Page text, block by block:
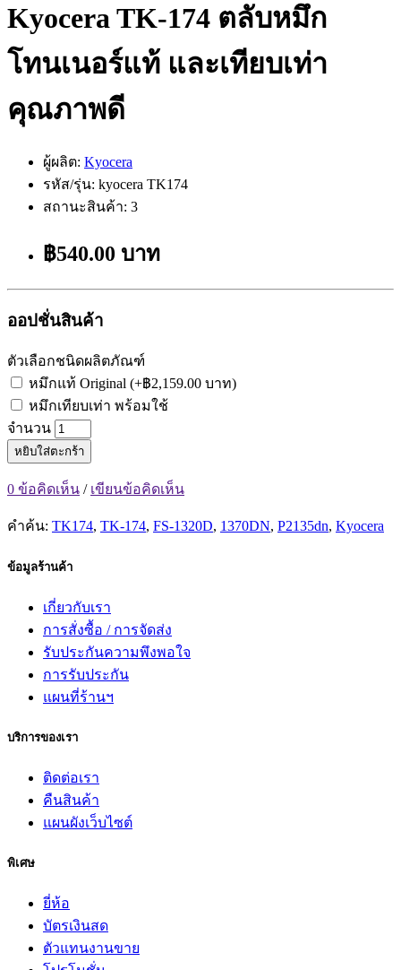
Kyocera TK-174 ตลับหมึก
โทนเนอร์แท้ และเทียบเท่า
คุณภาพดี
ผู้ผลิต: Kyocera
รหัส/รุ่น: kyocera TK174
สถานะสินค้า: 3
฿540.00 บาท
ออปชั่นสินค้า
ตัวเลือกชนิดผลิตภัณฑ์
หมึกแท้ Original (+฿2,159.00 บาท)
หมึกเทียบเท่า พร้อมใช้
จำนวน
หยิบใส่ตะกร้า
0 ข้อคิดเห็น / เขียนข้อคิดเห็น
คำค้น: TK174, TK-174, FS-1320D, 1370DN, P2135dn, Kyocera
ข้อมูลร้านค้า
เกี่ยวกับเรา
การสั่งซื้อ / การจัดส่ง
รับประกันความพึงพอใจ
การรับประกัน
แผนที่ร้านฯ
บริการของเรา
ติดต่อเรา
คืนสินค้า
แผนผังเว็บไซต์
พิเศษ
ยี่ห้อ
บัตรเงินสด
ตัวแทนงานขาย